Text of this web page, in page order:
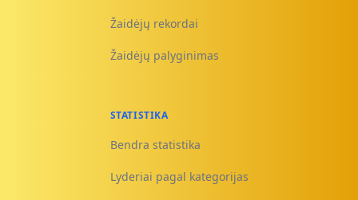
Žaidėjų rekordai
Žaidėjų palyginimas
STATISTIKA
Bendra statistika
Lyderiai pagal kategorijas